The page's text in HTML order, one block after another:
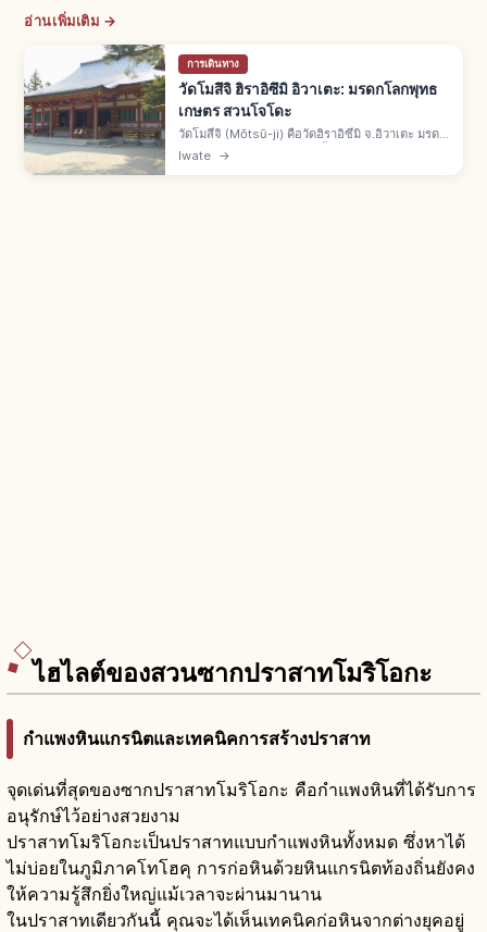
อ่านเพิ่มเติม →
การเดินทาง
วัดโมสึจิ ฮิราอิซึมิ อิวาเตะ: มรดกโลกพุทธ
เกษตร สวนโจโดะ
วัดโมสึจิ (Mōtsū-ji) คือวัดฮิราอิซึมิ จ.อิวาเตะ มรดก
โลกฮิราอิซึมิพุทธเกษตร ก่อตั้งปี 850 โดยจิกากุไดชิ
Iwate →
ไฮไลต์ของสวนซากปราสาทโมริโอกะ
กำแพงหินแกรนิตและเทคนิคการสร้างปราสาท
จุดเด่นที่สุดของซากปราสาทโมริโอกะ คือกำแพงหินที่ได้รับการ
อนุรักษ์ไว้อย่างสวยงาม
ปราสาทโมริโอกะเป็นปราสาทแบบกำแพงหินทั้งหมด ซึ่งหาได้
ไม่บ่อยในภูมิภาคโทโฮคุ การก่อหินด้วยหินแกรนิตท้องถิ่นยังคง
ให้ความรู้สึกยิ่งใหญ่แม้เวลาจะผ่านมานาน
ในปราสาทเดียวกันนี้ คุณจะได้เห็นเทคนิคก่อหินจากต่างยุคอยู่